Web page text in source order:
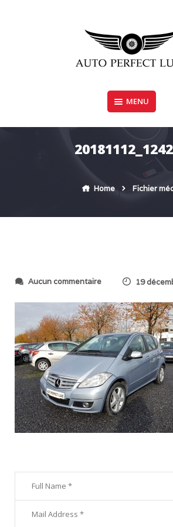
AUTO MENU
Home Fichier
Aucun commentaires
r
2
0
1
8
1
1
1
2
_
1
2
1
19